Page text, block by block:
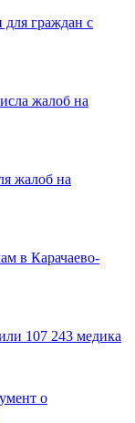
граждан с
жалоб на
жалоб на
в Карачаево-
107 243 медика
о